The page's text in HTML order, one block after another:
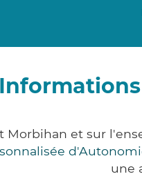
et sur
une